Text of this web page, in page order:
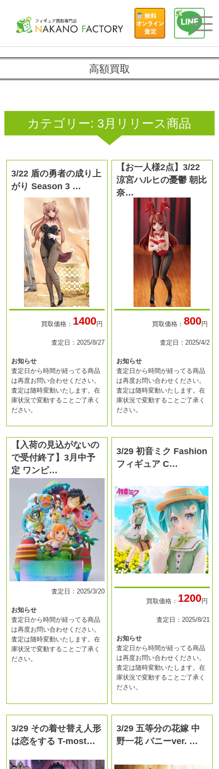
高額買取
カテゴリー: 3月リリース商品
3/22 盾の勇者の成り上
がり Season 3 …
買取価格： 1400円
査定日：2025/8/27
お知らせ
査定日から時間が経ってる商品
は再度お問い合わせください。
査定は随時変動いたします。在
庫状況で変動することご了承く
ださい。
【お一人様2点】3/22
涼宮ハルヒの憂鬱 朝比
奈…
買取価格： 800円
査定日：2025/4/2
お知らせ
査定日から時間が経ってる商品
は再度お問い合わせください。
査定は随時変動いたします。在
庫状況で変動することご了承く
ださい。
【入荷の見込がないの
で受付終了】3月中予
定 ワンピ…
査定日：2025/3/20
お知らせ
査定日から時間が経ってる商品
は再度お問い合わせください。
査定は随時変動いたします。在
庫状況で変動することご了承く
ださい。
3/29 初音ミク Fashion
フィギュア C…
買取価格： 1200円
査定日：2025/8/21
お知らせ
査定日から時間が経ってる商品
は再度お問い合わせください。
査定は随時変動いたします。在
庫状況で変動することご了承く
ださい。
3/29 その着せ替え人形
は恋をする T-most…
3/29 五等分の花嫁 中
野一花 バニーver. …